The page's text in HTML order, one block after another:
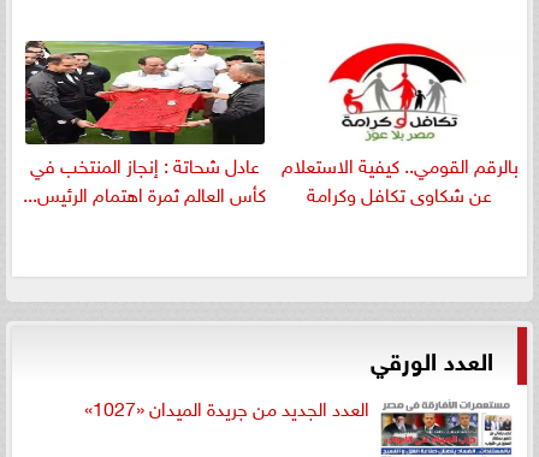
بالرقم القومي.. كيفية الاستعلام
عن شكاوى تكافل وكرامة
عادل شحاتة : إنجاز المنتخب في
كأس العالم ثمرة اهتمام الرئيس...
العدد الورقي
العدد الجديد من جريدة الميدان «1027»